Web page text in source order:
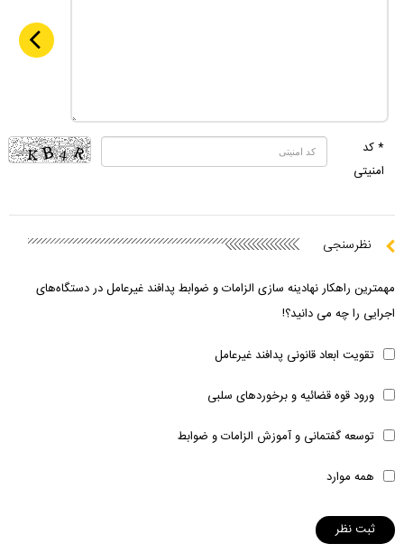
* کد
امنیتی
نظرسنجی
مهمترین راهکار نهادینه سازی الزامات و ضوابط پدافند غیرعامل در دستگاه‌های
اجرایی را چه می دانید؟!
تقویت ابعاد قانونی پدافند غیرعامل
ورود قوه قضائیه و برخوردهای سلبی
توسعه گفتمانی و آموزش الزامات و ضوابط
همه موارد